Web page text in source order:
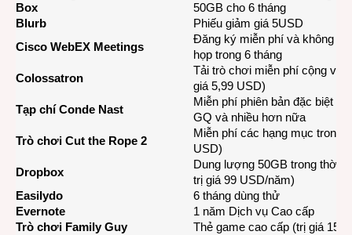
Box
50GB cho 6 tháng
Blurb
Phiếu giảm giá 5USD
Cisco WebEX Meetings
Đăng ký miễn phí và không
họp trong 6 tháng
Colossatron
Tải trò chơi miễn phí cộng với
giá 5,99 USD)
Tạp chí Conde Nast
Miễn phí phiên bản đặc biệt
GQ và nhiều hơn nữa
Trò chơi Cut the Rope 2
Miễn phí các hạng mục trong
USD)
Dropbox
Dung lượng 50GB trong thời
trị giá 99 USD/năm)
Easilydo
6 tháng dùng thử
Evernote
1 năm Dịch vụ Cao cấp
Trò chơi Family Guy
Thẻ game cao cấp (trị giá 15